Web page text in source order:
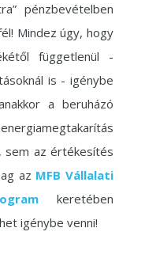
pénzbevételben
Mindez úgy, hogy
függetlenül -
is - igénybe
a beruházó
sem az értékesítés
az MFB Vállalati
keretében
igénybe venni!